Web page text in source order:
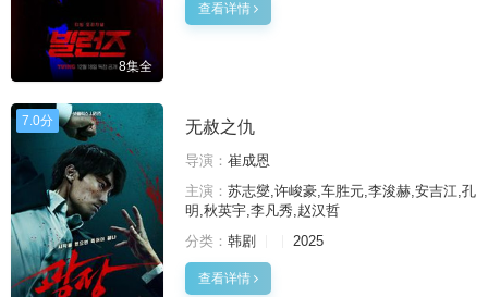
8集全
查看详情
7.0分 无赦之仇
导演： 崔成恩
主演： 苏志燮,许峻豪,车胜元,李浚赫,安吉江,孔
明,秋英宇,李凡秀,赵汉哲
分类： 韩剧 2025
查看详情